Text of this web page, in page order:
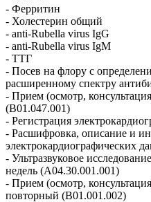
- Ферритин
- Холестерин общий
- anti-Rubella virus IgG
- anti-Rubella virus IgM
- ТТГ
- Посев нa флору c
расширенному спектру
- Прием (осмотр,
(B01.047.001)
- Регистрация
- Расшифровка, описание и
электрокардиографических
- Ультразвуковое
недель (А04.30.001.001)
- Прием (осмотр,
повторный (B01.001.002)